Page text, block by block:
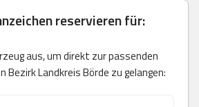
reservieren für:
aus, um direkt zur passenden
Bezirk Landkreis Börde zu gelangen: